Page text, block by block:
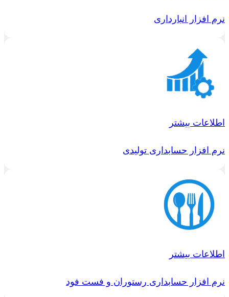
نرم افزار انبارداری
اطلاعات بیشتر
نرم افزار حسابداری تولیدی
اطلاعات بیشتر
نرم افزار حسابداری رستوران و فست فود